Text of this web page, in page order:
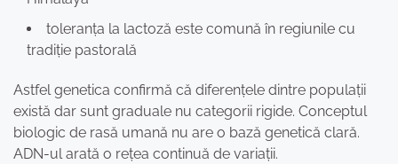
toleranța la lactoză este comună în regiunile cu
tradiție pastorală
Astfel genetica confirmă că diferențele dintre populații
există dar sunt graduale nu categorii rigide. Conceptul
biologic de rasă umană nu are o bază genetică clară.
ADN-ul arată o rețea continuă de variații.